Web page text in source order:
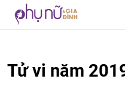
Tử vi năm